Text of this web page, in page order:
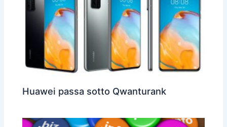
Huawei passa sotto Qwanturank